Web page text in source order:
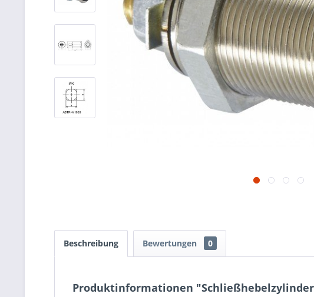
Beschreibung Bewertungen 0
Produktinformationen "Schließhebelzylinder